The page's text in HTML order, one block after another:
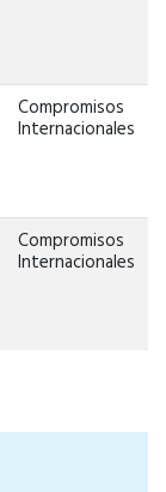
Compromisos
Internacionales
Compromisos
Internacionales